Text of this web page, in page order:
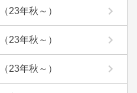
23年秋～）
23年秋～）
23年秋～）